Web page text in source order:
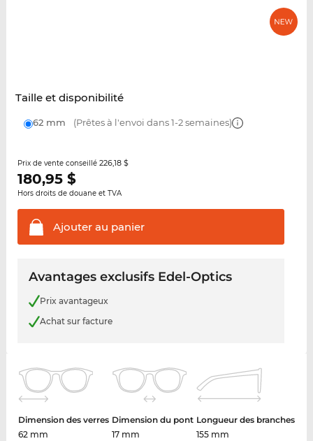
Taille et disponibilité
62 mm (Prêtes à l'envoi dans 1-2 semaines)
Prix de vente conseillé 226,18 $
180,95$
Hors droits de douane et TVA
Ajouter au panier
Avantages exclusifs Edel-Optics
Prix avantageux
Achat sur facture
Dimension des verres
62 mm
Dimension du pont
17 mm
Longueur des branches
155 mm